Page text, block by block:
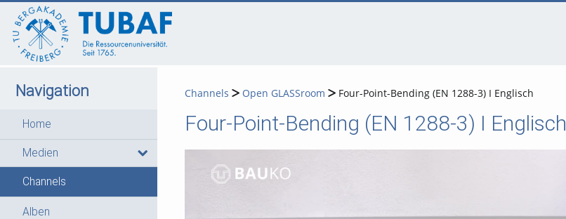
Navigation
Home
Medien
Channels
Alben
Channels Open GLASSroom Four-Point-Bending (EN 1288-3) I Englisch
Four-Point-Bending (EN 1288-3) I Englisch